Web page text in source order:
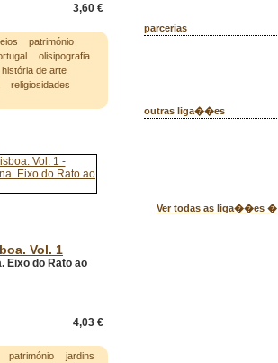
parcerias
outras liga��es
Ver todas as liga��es �
3,60 €
património
olisipografia
história de arte
religiosidades
Vol. 1
Eixo do Rato ao
4,03 €
património
jardins